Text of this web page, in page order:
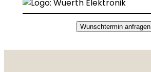
Wunschtermin anfragen